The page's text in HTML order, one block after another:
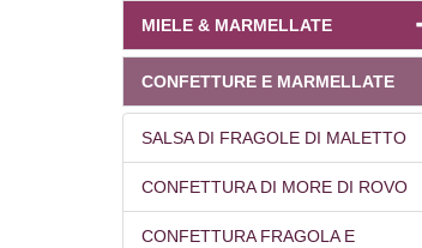
MIELE & MARMELLATE
CONFETTURE E MARMELLATE
SALSA DI FRAGOLE DI MALETTO
CONFETTURA DI MORE DI ROVO
CONFETTURA FRAGOLA E